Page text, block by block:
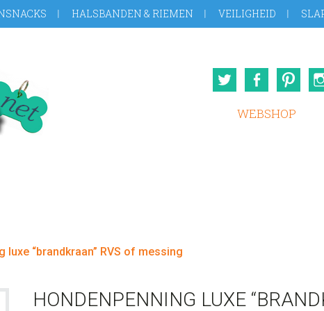
HALSBANDEN & RIEMEN VEILIGHEID
Twitter
WEBSHOP
luxe “brandkraan” RVS of messing
HONDENPENNING LUXE